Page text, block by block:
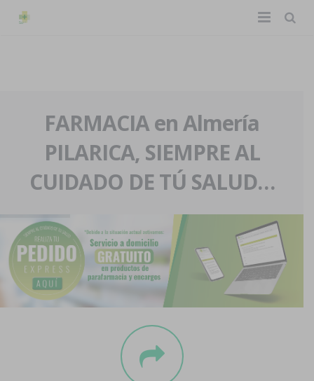
La farmacia
Nuestra historia
Nuestro equipo
Eventos
Servicios y reservas
Pedidos express
Blog
Contacto
Boletín
FARMACIA en Almería
PILARICA, SIEMPRE AL
CUIDADO DE TÚ SALUD…